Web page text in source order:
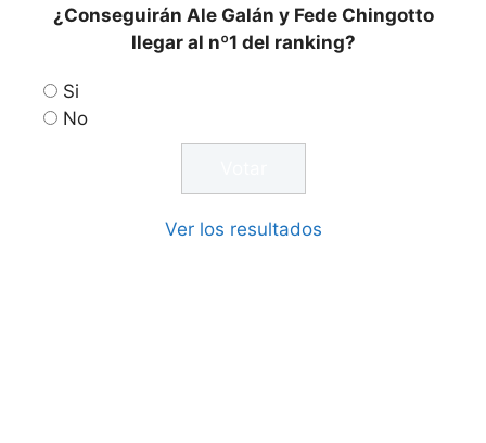
¿Conseguirán Ale Galán y Fede Chingotto
llegar al nº1 del ranking?
Si
No
Ver los resultados